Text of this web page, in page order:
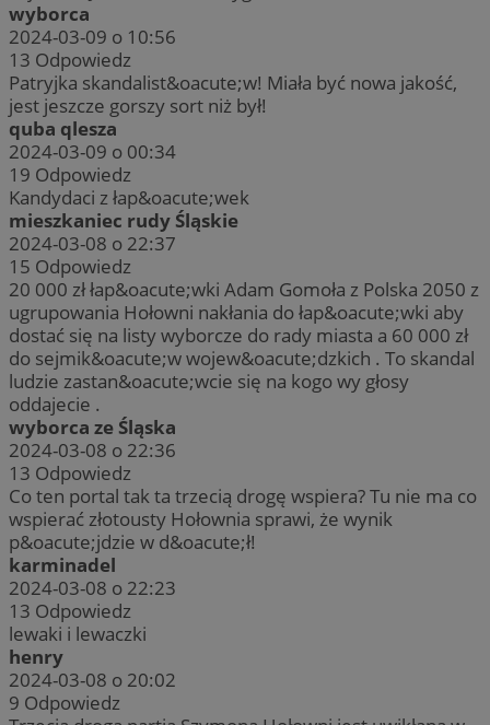
wyborca
2024-03-09 o 10:56
13 Odpowiedz
Patryjka skandalist&oacute;w! Miała być nowa jakość,
jest jeszcze gorszy sort niż był!
quba qlesza
2024-03-09 o 00:34
19 Odpowiedz
Kandydaci z łap&oacute;wek
mieszkaniec rudy Śląskie
2024-03-08 o 22:37
15 Odpowiedz
20 000 zł łap&oacute;wki Adam Gomoła z Polska 2050 z
ugrupowania Hołowni nakłania do łap&oacute;wki aby
dostać się na listy wyborcze do rady miasta a 60 000 zł
do sejmik&oacute;w wojew&oacute;dzkich . To skandal
ludzie zastan&oacute;wcie się na kogo wy głosy
oddajecie .
wyborca ze Śląska
2024-03-08 o 22:36
13 Odpowiedz
Co ten portal tak ta trzecią drogę wspiera? Tu nie ma co
wspierać złotousty Hołownia sprawi, że wynik
p&oacute;jdzie w d&oacute;ł!
karminadel
2024-03-08 o 22:23
13 Odpowiedz
lewaki i lewaczki
henry
2024-03-08 o 20:02
9 Odpowiedz